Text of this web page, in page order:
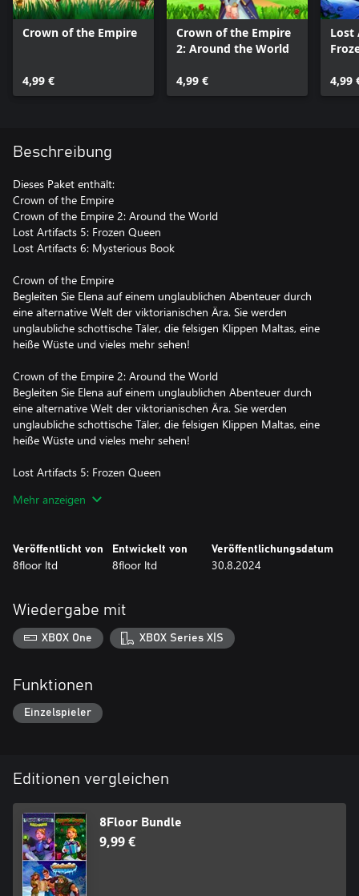
Crown of the Empire
4,99 €
Crown of the Empire
2: Around the World
4,99 €
Lost
4,99
Beschreibung
Dieses Paket enthält:
Crown of the Empire
Crown of the Empire 2: Around the World
Lost Artifacts 5: Frozen Queen
Lost Artifacts 6: Mysterious Book
Crown of the Empire
Begleiten Sie Elena auf einem unglaublichen Abenteuer durch
eine alternative Welt der viktorianischen Ära. Sie werden
unglaubliche schottische Täler, die felsigen Klippen Maltas, eine
heiße Wüste und vieles mehr sehen!
Crown of the Empire 2: Around the World
Begleiten Sie Elena auf einem unglaublichen Abenteuer durch
eine alternative Welt der viktorianischen Ära. Sie werden
unglaubliche schottische Täler, die felsigen Klippen Maltas, eine
heiße Wüste und vieles mehr sehen!
Lost Artifacts 5: Frozen Queen
„Treasure Hunters“ auf eine unglaubliche Reise durch
Lost Artifacts 6: Mysterious Book
den Weg, um Abenteuer zu erleben!
Mehr anzeigen
Veröffentlicht von
8floor ltd
Entwickelt von
8floor ltd
Veröffentlichungsdatum
30.8.2024
Wiedergabe mit
XBOX One XBOX Series X|S
Funktionen
Einzelspieler
Editionen vergleichen
8Floor Bundle
9,99 €